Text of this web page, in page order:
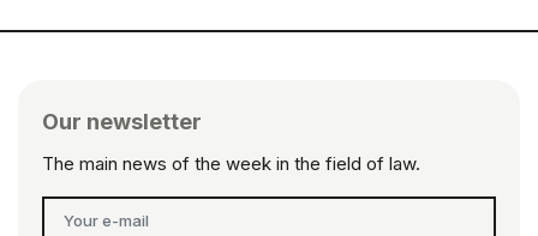
Our newsletter
The main news of the week in the field of law.